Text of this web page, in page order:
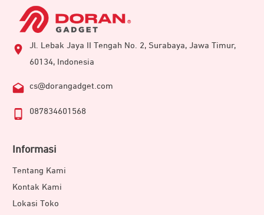
Jl. Lebak Jaya II Tengah No. 2, Surabaya, Jawa Timur,
60134, Indonesia
cs@dorangadget.com
087834601568
Informasi
Tentang Kami
Kontak Kami
Lokasi Toko